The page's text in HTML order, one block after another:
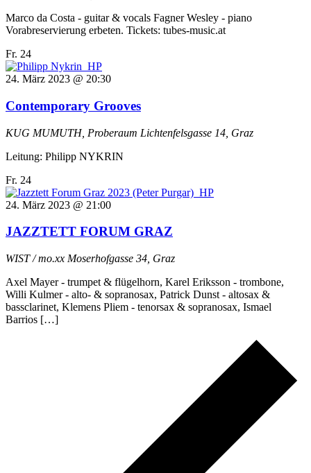
Marco da Costa - guitar & vocals Fagner Wesley - piano
Vorabreservierung erbeten. Tickets: tubes-music.at
Fr. 24
24. März 2023 @ 20:30
Contemporary Grooves
KUG MUMUTH, Proberaum Lichtenfelsgasse 14, Graz
Leitung: Philipp NYKRIN
Fr. 24
24. März 2023 @ 21:00
JAZZTETT FORUM GRAZ
WIST / mo.xx Moserhofgasse 34, Graz
Axel Mayer - trumpet & flügelhorn, Karel Eriksson - trombone,
Willi Kulmer - alto- & sopranosax, Patrick Dunst - altosax &
bassclarinet, Klemens Pliem - tenorsax & sopranosax, Ismael
Barrios […]